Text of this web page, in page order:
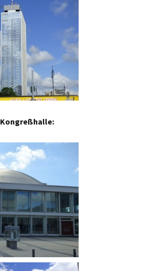
Kongreßhalle: